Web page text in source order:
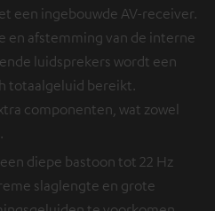
een ingebouwde AV-receiver.
en afstemming van de interne
luidsprekers wordt een
totaalgeluid bereikt.
componenten, wat zowel
diepe bastoon tot 22 Hz
slaglengte en grote